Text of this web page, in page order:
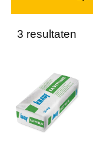
3 resultaten